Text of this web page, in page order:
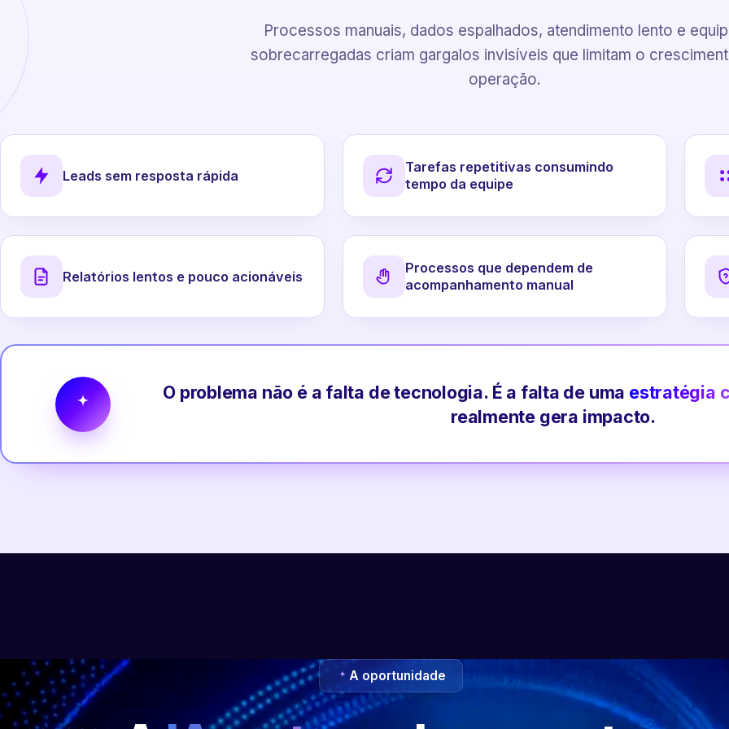
Processos manuais, dados espalhados, atendimento lento e
sobrecarregadas criam gargalos invisíveis que limitam o
operação.
Leads sem resposta rápida
Tarefas repetitivas consumindo
tempo da equipe
Relatórios lentos e pouco acionáveis
Processos que dependem de
acompanhamento manual
O problema não é a falta de tecnologia. É a falta de uma estratégia
realmente gera impacto.
A oportunidade